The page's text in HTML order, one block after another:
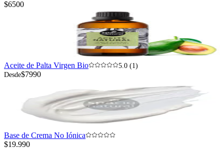
$6500
Aceite de Palta Virgen Bio
5.0 (1)
Desde$7990
Base de Crema No Iónica
$19.990